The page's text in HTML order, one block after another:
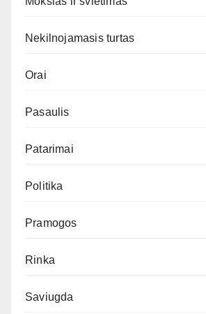
Nekilnojamasis turtas
Orai
Pasaulis
Patarimai
Politika
Pramogos
Rinka
Saviugda